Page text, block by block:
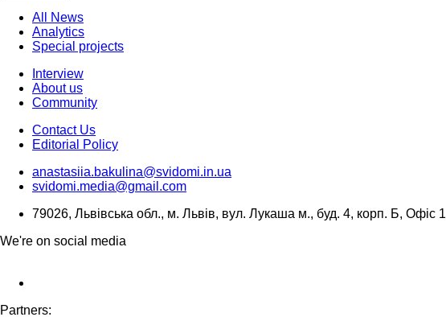
All News
Analytics
Special projects
Interview
About us
Community
Contact Us
Editorial Policy
anastasiia.bakulina@svidomi.in.ua
svidomi.media@gmail.com
79026, Львівська обл., м. Львів, вул. Лукаша м., буд. 4, корп. Б, Офіс 1
We're on social media
Partners: